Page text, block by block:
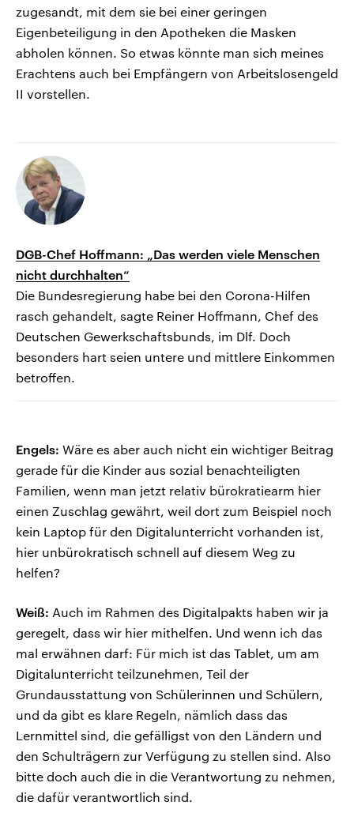
zugesandt, mit dem sie bei einer geringen
Eigenbeteiligung in den Apotheken die Masken
abholen können. So etwas könnte man sich meines
Erachtens auch bei Empfängern von Arbeitslosengeld
II vorstellen.
DGB-Chef Hoffmann: „Das werden viele Menschen
nicht durchhalten“
Die Bundesregierung habe bei den Corona-Hilfen
rasch gehandelt, sagte Reiner Hoffmann, Chef des
Deutschen Gewerkschaftsbunds, im Dlf. Doch
besonders hart seien untere und mittlere Einkommen
betroffen.
Engels: Wäre es aber auch nicht ein wichtiger Beitrag
gerade für die Kinder aus sozial benachteiligten
Familien, wenn man jetzt relativ bürokratiearm hier
einen Zuschlag gewährt, weil dort zum Beispiel noch
kein Laptop für den Digitalunterricht vorhanden ist,
hier unbürokratisch schnell auf diesem Weg zu
helfen?
Weiß: Auch im Rahmen des Digitalpakts haben wir ja
geregelt, dass wir hier mithelfen. Und wenn ich das
mal erwähnen darf: Für mich ist das Tablet, um am
Digitalunterricht teilzunehmen, Teil der
Grundausstattung von Schülerinnen und Schülern,
und da gibt es klare Regeln, nämlich dass das
Lernmittel sind, die gefälligst von den Ländern und
den Schulträgern zur Verfügung zu stellen sind. Also
bitte doch auch die in die Verantwortung zu nehmen,
die dafür verantwortlich sind.